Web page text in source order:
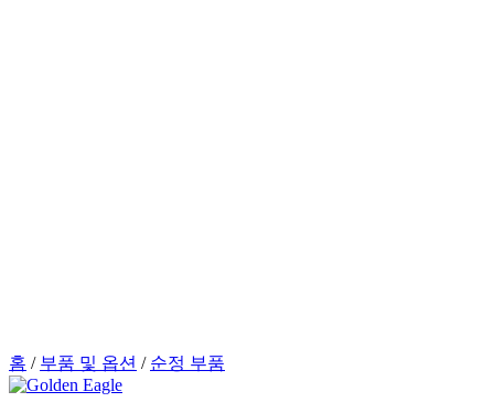
홈 / 부품 및 옵션 / 순정 부품